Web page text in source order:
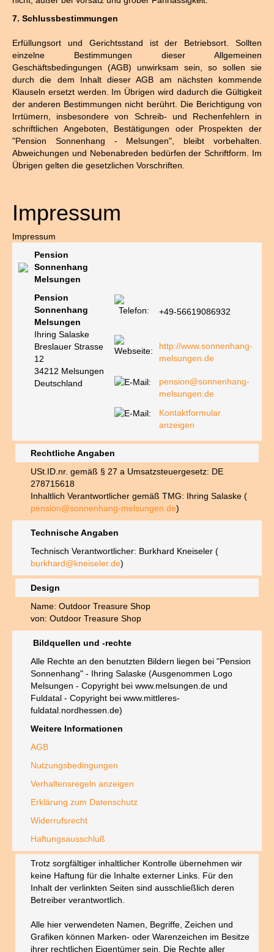
7. Schlussbestimmungen
Erfüllungsort und Gerichtsstand ist der Betriebsort. Sollten
einzelne Bestimmungen dieser Allgemeinen
Geschäftsbedingungen (AGB) unwirksam sein, so sollen sie
durch die dem Inhalt dieser AGB am nächsten kommende
Klauseln ersetzt werden. Im Übrigen wird dadurch die Gültigkeit
der anderen Bestimmungen nicht berührt. Die Berichtigung von
Irrtümern, insbesondere von Schreib- und Rechenfehlern in
schriftlichen Angeboten, Bestätigungen oder Prospekten der
"Pension Sonnenhang - Melsungen", bleibt vorbehalten.
Abweichungen und Nebenabreden bedürfen der Schriftform. Im
Übrigen gelten die gesetzlichen Vorschriften.
Impressum
Impressum
Pension
Sonnenhang
Melsungen
Pension
Sonnenhang
Melsungen
Ihring Salaske
Breslauer Strasse
12
34212 Melsungen
Deutschland
+49-56619086932
http://www.sonnenhang-
melsungen.de
pension@sonnenhang-
melsungen.de
Kontaktformular
anzeigen
Rechtliche Angaben
USt.ID.nr. gemäß § 27 a Umsatzsteuergesetz: DE
278715618
Inhaltlich Verantwortlicher gemäß TMG: Ihring Salaske (
pension@sonnenhang-melsungen.de)
Technische Angaben
Technisch Verantwortlicher: Burkhard Kneiseler (
burkhard@kneiseler.de)
Design
Name: Outdoor Treasure Shop
von: Outdoor Treasure Shop
Bildquellen und -rechte
Alle Rechte an den benutzten Bildern liegen bei "Pension
Sonnenhang" - Ihring Salaske (Ausgenommen Logo
Melsungen - Copyright bei www.melsungen.de und
Fuldatal - Copyright bei www.mittleres-
fuldatal.nordhessen.de)
Weitere Informationen
AGB
Nutzungsbedingungen
Verhaltensregeln anzeigen
Erklärung zum Datenschutz
Widerrufsrecht
Haftungsausschluß
Trotz sorgfältiger inhaltlicher Kontrolle übernehmen wir
keine Haftung für die Inhalte externer Links. Für den
Inhalt der verlinkten Seiten sind ausschließlich deren
Betreiber verantwortlich.
Alle hier verwendeten Namen, Begriffe, Zeichen und
Grafiken können Marken- oder Warenzeichen im Besitze
ihrer rechtlichen Eigentümer sein. Die Rechte aller